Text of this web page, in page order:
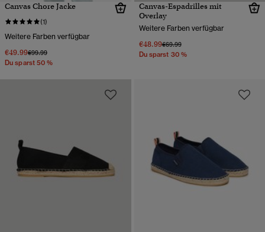
Canvas Chore Jacke
(1)
Weitere Farben verfügbar
€49.99Preis wurde reduziert von
€99.99bis
Du sparst 50 %
Canvas-Espadrilles mit
Overlay
Weitere Farben verfügbar
€48.99Preis wurde reduziert von
€69.99bis
Du sparst 30 %